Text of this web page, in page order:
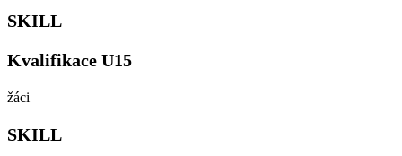
SKILL
Kvalifikace U15
žáci
SKILL